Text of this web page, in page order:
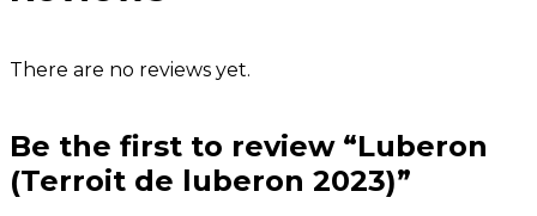
There are no reviews yet.
Be the first to review “Luberon
(Terroit de luberon 2023)”